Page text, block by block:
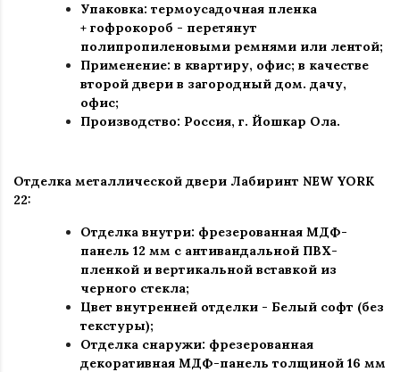
Упаковка: термоусадочная пленка
+ гофрокороб - перетянут
полипропиленовыми ремнями или лентой;
Применение: в квартиру, офис; в качестве
второй двери в загородный дом. дачу,
офис;
Производство: Россия, г. Йошкар Ола.
Отделка металлической двери Лабиринт NEW YORK
22:
Отделка внутри: фрезерованная МДФ-
панель 12 мм с антивандальной ПВХ-
пленкой и вертикальной вставкой из
черного стекла;
Цвет внутренней отделки - Белый софт (без
текстуры);
Отделка снаружи: фрезерованная
декоративная МДФ-панель толщиной 16 мм